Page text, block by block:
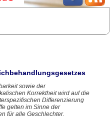
sowie der
Korrektheit wird auf die
Differenzierung
gelten im Sinne der
für alle Geschlechter.